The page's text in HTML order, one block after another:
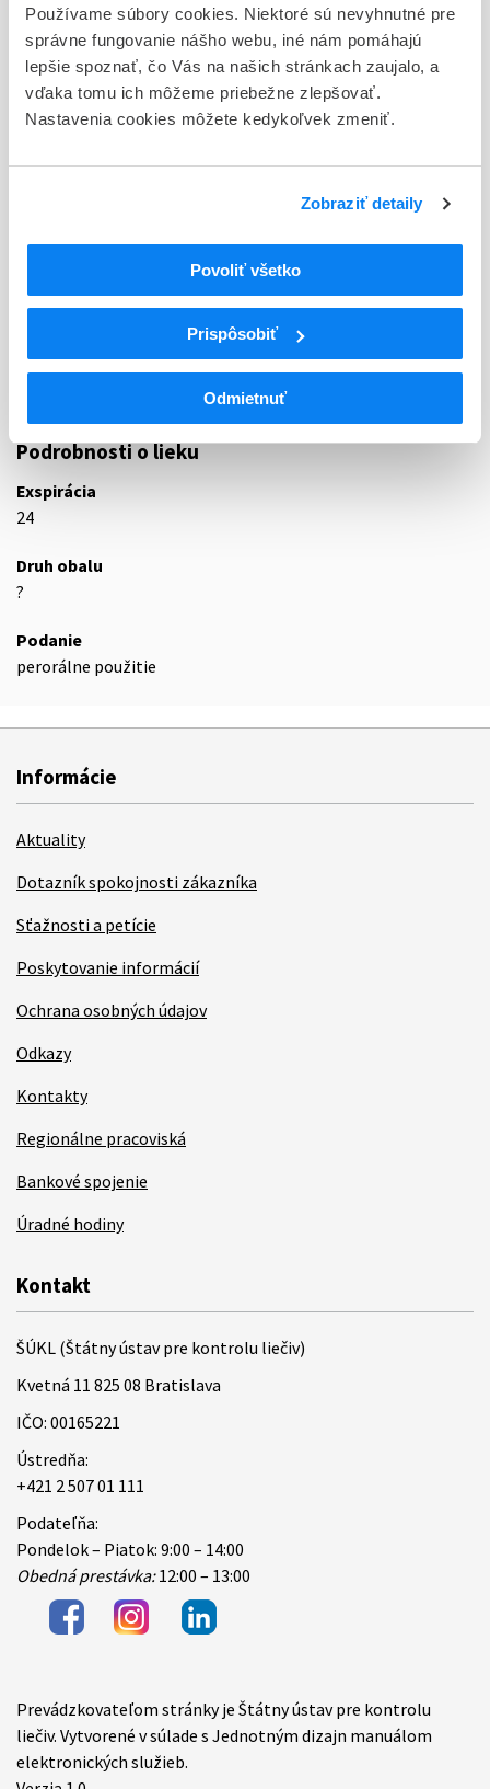
Používame súbory cookies. Niektoré sú nevyhnutné pre
správne fungovanie nášho webu, iné nám pomáhajú
lepšie spoznať, čo Vás na našich stránkach zaujalo, a
vďaka tomu ich môžeme priebežne zlepšovať.
Nastavenia cookies môžete kedykoľvek zmeniť.
Zobraziť detaily
Povoliť všetko
Prispôsobiť
Odmietnuť
Typ registračnej procedúry
Národná
Držiteľ, krajina
Haleon Czech Republic s.r.o., Česká republika
Indikačná skupina
ATC
Centrálna nervová sústava
N02
N02B
Iné analgetiká a antipyretiká
N02BE51
Paracetamol, kombinácie s výnimkou
psycholeptík
Podrobnosti o lieku
Exspirácia
24
Druh obalu
?
Podanie
perorálne použitie
Informácie
Aktuality
Dotazník spokojnosti zákazníka
Sťažnosti a petície
Poskytovanie informácií
Ochrana osobných údajov
Odkazy
Kontakty
Regionálne pracoviská
Bankové spojenie
Úradné hodiny
Kontakt
ŠÚKL (Štátny ústav pre kontrolu liečiv)
Kvetná 11 825 08 Bratislava
IČO: 00165221
Ústredňa:
+421 2 507 01 111
Podateľňa:
Pondelok – Piatok: 9:00 – 14:00
Obedná prestávka:12:00 – 13:00
Items
Prevádzkovateľom stránky je Štátny ústav pre kontrolu
liečiv. Vytvorené v súlade s Jednotným dizajn manuálom
elektronických služieb.